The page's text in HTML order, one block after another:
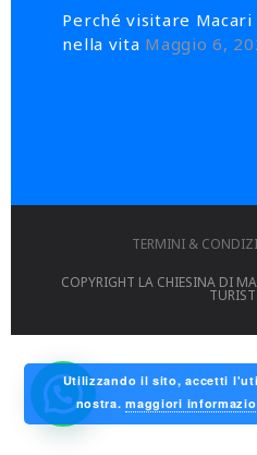
Perché visitare
nella vita Maggio 6,
TERMINI &
COPYRIGHT LA CHIESINA DI
Utilizzando il sito, accetti
nostra.maggiori